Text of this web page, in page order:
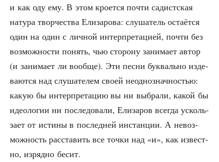
и как оду ему. В этом кро­ет­ся почти садист­ская
нату­ра твор­че­ства Ели­за­ро­ва: слу­ша­тель оста­ёт­ся
один на один с лич­ной интер­пре­та­ци­ей, почти без
воз­мож­но­сти понять, чью сто­ро­ну зани­ма­ет автор
(и зани­ма­ет ли вооб­ще). Эти пес­ни бук­валь­но изде­
ва­ют­ся над слу­ша­те­лем сво­ей неод­но­знач­но­стью:
какую бы интер­пре­та­цию вы ни выбра­ли, какой бы
идео­ло­гии ни после­до­ва­ли, Ели­за­ров все­гда усколь­
за­ет от исти­ны в послед­ней инстан­ции. А невоз­
мож­ность рас­ста­вить все точ­ки над «и», как извест­
но, изряд­но бесит.